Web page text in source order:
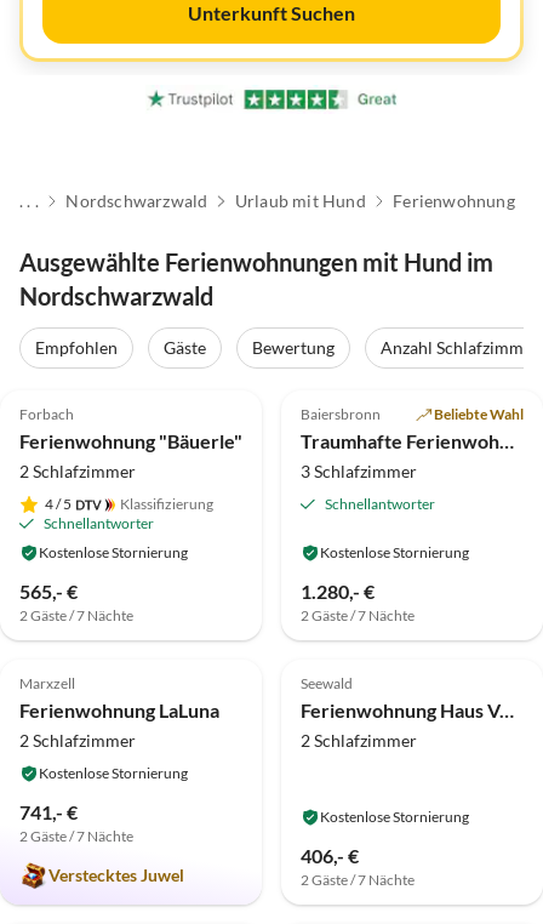
Unterkunft Suchen
. . . Nordschwarzwald Urlaub mit Hund Ferienwohnung
Ausgewählte Ferienwohnungen mit Hund im
Nordschwarzwald
Empfohlen Gäste Bewertung Anzahl Schlafzimmer
Auszeichnung 2025
Top-Inserat
Forbach
Ferienwohnung "Bäuerle"
2 Schlafzimmer
4/ 5
Klassifizierung
Schnellantworter
Kostenlose Stornierung
565,- €
2 Gäste / 7 Nächte
Top-Inserat
Baiersbronn Beliebte Wahl
Traumhafte Ferienwohnung Baiersbronn
3 Schlafzimmer
Schnellantworter
Kostenlose Stornierung
1.280,- €
2 Gäste / 7 Nächte
5.0 (15)
Marxzell
Ferienwohnung LaLuna
2 Schlafzimmer
Kostenlose Stornierung
741,- €
2 Gäste / 7 Nächte
Verstecktes Juwel
5.0 (15)
Seewald
Ferienwohnung Haus Volz
2 Schlafzimmer
Kostenlose Stornierung
406,- €
2 Gäste / 7 Nächte
Top-Inserat
4.9 (9) 4.9 (6)